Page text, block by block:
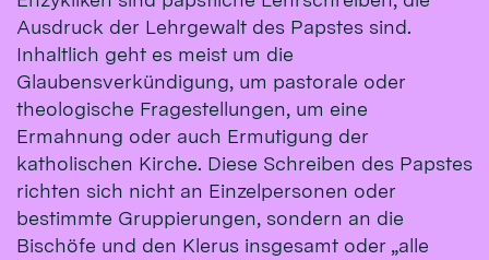
Ausdruck der Lehrgewalt des Papstes sind.
Inhaltlich geht es meist um die
Glaubensverkündigung, um pastorale oder
theologische Fragestellungen, um eine
Ermahnung oder auch Ermutigung der
katholischen Kirche. Diese Schreiben des Papstes
richten sich nicht an Einzelpersonen oder
bestimmte Gruppierungen, sondern an die
Bischöfe und den Klerus insgesamt oder „alle